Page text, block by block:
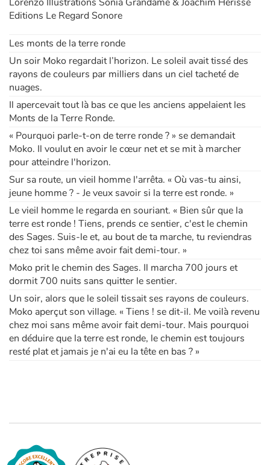
Blog
Actualités
Par thématique
Rencontres et témoignages
Contes d'ici et d'ailleurs
Autour de la lecture
Apprendre à lire
Livre audio
Activités et ateliers
Apprendre les langues
Dyslexie, troubles de la lecture
Nos listes de lecture
Editions Le Regard Sonore
Les monts de la terre ronde
Un soir Moko regardait l’horizon. Le soleil avait tissé des
rayons de couleurs par milliers dans un ciel tacheté de
nuages.
Il apercevait tout là bas ce que les anciens appelaient les
Monts de la Terre Ronde.
« Pourquoi parle-t-on de terre ronde ? » se demandait
Moko. Il voulut en avoir le cœur net et se mit à marcher
pour atteindre l'horizon.
Sur sa route, un vieil homme l'arrêta. « Où vas-tu ainsi,
jeune homme ? - Je veux savoir si la terre est ronde. »
Le vieil homme le regarda en souriant. « Bien sûr que la
terre est ronde ! Tiens, prends ce sentier, c'est le chemin
des Sages. Suis-le et, au bout de ta marche, tu reviendras
chez toi sans même avoir fait demi-tour. »
Moko prit le chemin des Sages. Il marcha 700 jours et
dormit 700 nuits sans quitter le sentier.
Un soir, alors que le soleil tissait ses rayons de couleurs.
Moko aperçut son village. « Tiens ! se dit-il. Me voilà revenu
chez moi sans même avoir fait demi-tour. Mais pourquoi
en déduire que la terre est ronde, le chemin est toujours
resté plat et jamais je n'ai eu la tête en bas ? »